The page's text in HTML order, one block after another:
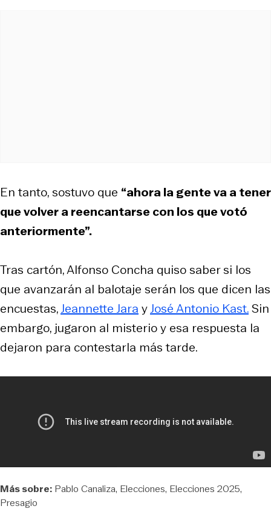
En tanto, sostuvo que “ahora la gente va a tener
que volver a reencantarse con los que votó
anteriormente”.
Tras cartón, Alfonso Concha quiso saber si los
que avanzarán al balotaje serán los que dicen las
encuestas,Jeannette Jara yJosé Antonio Kast.Sin
embargo, jugaron al misterio y esa respuesta la
dejaron para contestarla más tarde.
Más sobre: Pablo Canaliza Elecciones Elecciones 2025
Presagio